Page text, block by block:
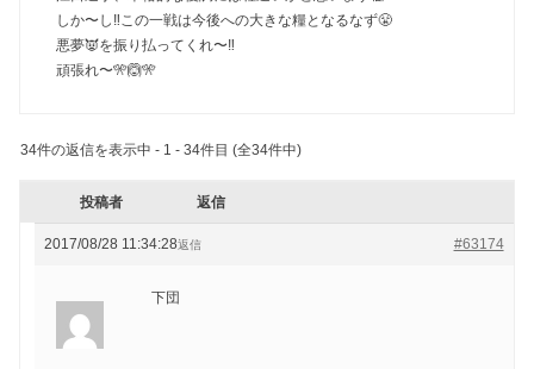
しか〜し‼️この一戦は今後への大きな糧となるなず😤
悪夢👿を振り払ってくれ〜‼️
頑張れ〜🎌🙆🎌
34件の返信を表示中 - 1 - 34件目 (全34件中)
投稿者 返信
2017/08/28 11:34:28 #63174
返信
下団